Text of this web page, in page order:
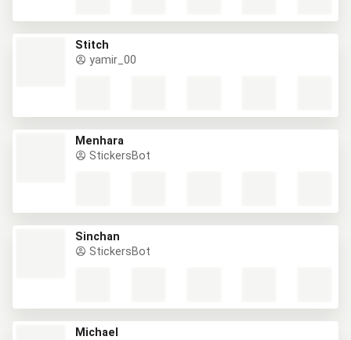
Stitch
yamir_00
Menhara
StickersBot
Sinchan
StickersBot
Michael